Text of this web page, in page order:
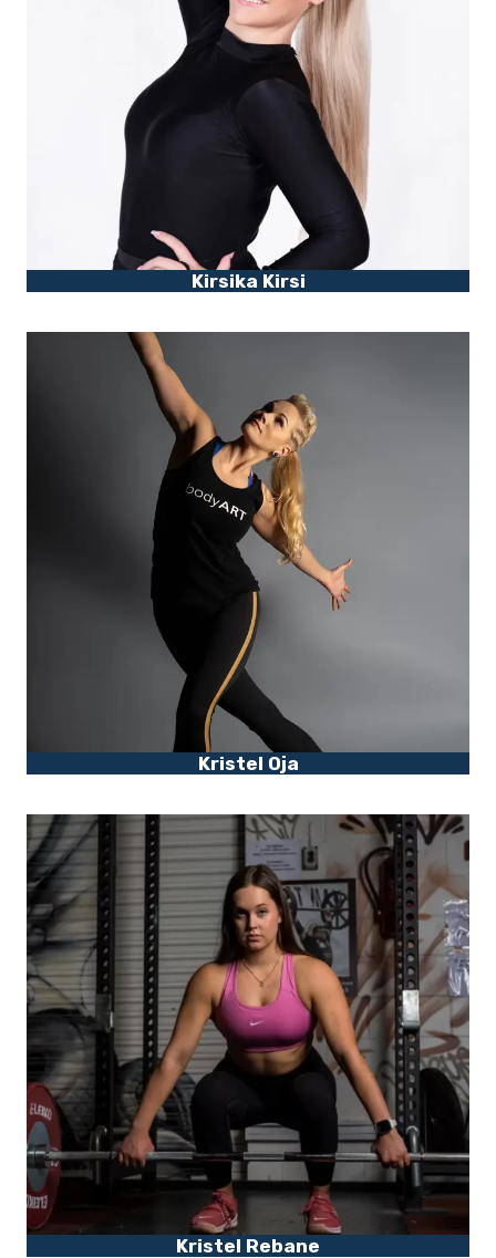
Kirsika Kirsi
Kristel Oja
Kristel Rebane